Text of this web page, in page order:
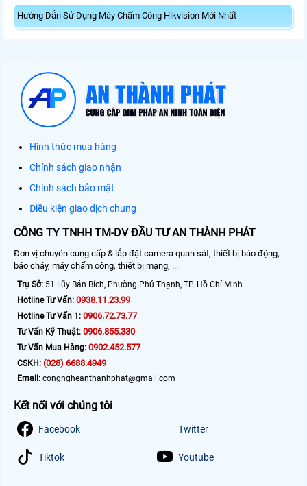
Hướng Dẫn Sử Dụng Máy Chấm Công Hikvision Mới Nhất
Hình thức mua hàng
Chính sách giao nhận
Chính sách bảo mật
Điều kiện giao dịch chung
CÔNG TY TNHH TM-DV ĐẦU TƯ AN THÀNH PHÁT
Đơn vị chuyên cung cấp & lắp đặt camera quan sát, thiết bị báo động,
báo cháy, máy chấm công, thiết bị mạng, ...
Trụ Sở: 51 Lũy Bán Bích, Phường Phú Thạnh, TP. Hồ Chí Minh
Hotline Tư Vấn: 0938.11.23.99
Hotline Tư Vấn 1: 0906.72.73.77
Tư Vấn Kỹ Thuật: 0906.855.330
Tư Vấn Mua Hàng: 0902.452.577
CSKH: (028) 6688.4949
Email: congngheanthanhphat@gmail.com
Kết nối với chúng tôi
Facebook Twitter
Tiktok Youtube